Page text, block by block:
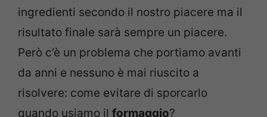
ingredienti secondo il nostro piacere ma il
risultato finale sarà sempre un piacere.
Però c’è un problema che portiamo avanti
da anni e nessuno è mai riuscito a
risolvere: come evitare di sporcarlo
quando usiamo il formaggio?